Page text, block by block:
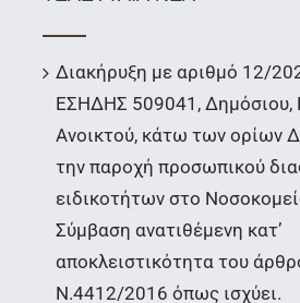
Διακήρυξη με αριθμό 12/
ΕΣΗΔΗΣ 509041, Δημόσιου,
Ανοικτού, κάτω των ορίων
την παροχή προσωπικού
ειδικοτήτων στο
Σύμβαση ανατιθέμενη κατ’
αποκλειστικότητα του
Ν.4412/2016 όπως ισχύει.